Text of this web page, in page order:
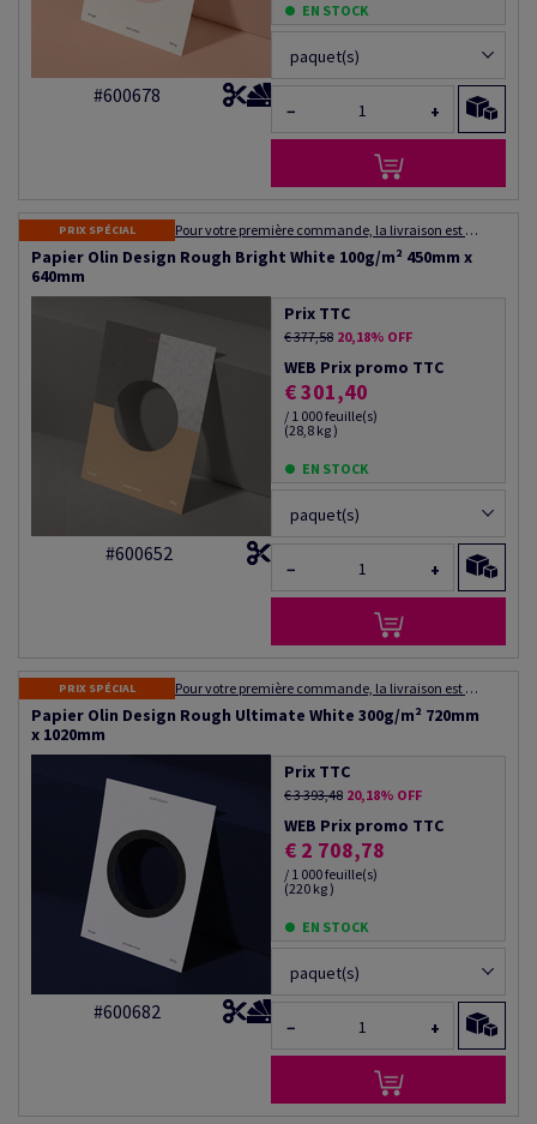
#600678
EN STOCK
paquet(s)
− +
PRIX SPÉCIAL Pour votre première commande, la livraison est gratuite ! Expédition dans les 48 à 72 heures
Papier Olin Design Rough Bright White 100g/m² 450mm x
640mm
#600652
Prix TTC
€ 377,58 20,18% OFF
WEB Prix promo TTC
€ 301,40
/ 1 000 feuille(s)
(28,8 kg )
EN STOCK
paquet(s)
− +
PRIX SPÉCIAL Pour votre première commande, la livraison est gratuite ! Expédition dans les 48 à 72 heures
Papier Olin Design Rough Ultimate White 300g/m² 720mm
x 1020mm
#600682
Prix TTC
€ 3 393,48 20,18% OFF
WEB Prix promo TTC
€ 2 708,78
/ 1 000 feuille(s)
(220 kg )
EN STOCK
paquet(s)
− +